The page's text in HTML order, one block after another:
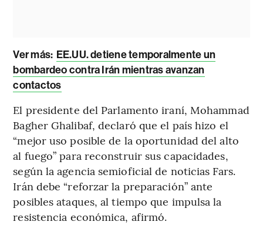
Ver más: EE.UU. detiene temporalmente un
bombardeo contra Irán mientras avanzan
contactos
El presidente del Parlamento iraní, Mohammad
Bagher Ghalibaf, declaró que el país hizo el
“mejor uso posible de la oportunidad del alto
al fuego” para reconstruir sus capacidades,
según la agencia semioficial de noticias Fars.
Irán debe “reforzar la preparación” ante
posibles ataques, al tiempo que impulsa la
resistencia económica, afirmó.